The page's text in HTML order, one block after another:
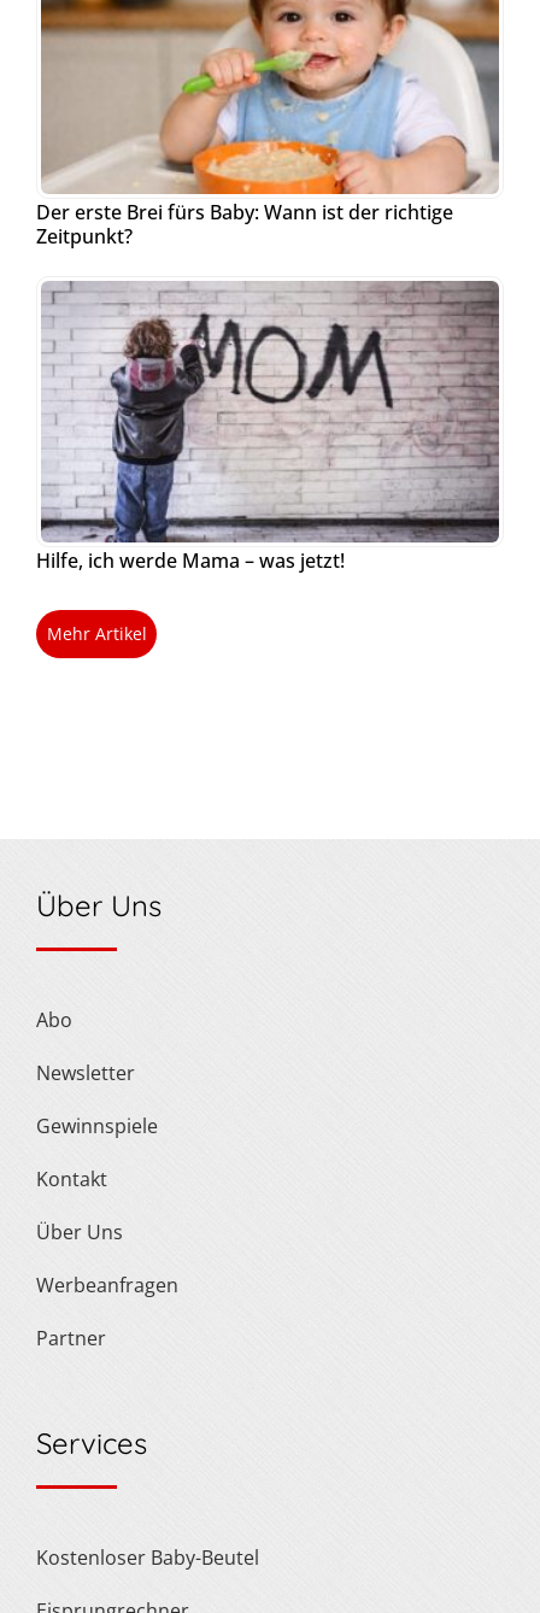
Der erste Brei fürs Baby: Wann ist der richtige
Zeitpunkt?
Hilfe, ich werde Mama – was jetzt!
Mehr Artikel
Über Uns
Abo
Newsletter
Gewinnspiele
Kontakt
Über Uns
Werbeanfragen
Partner
Services
Kostenloser Baby-Beutel